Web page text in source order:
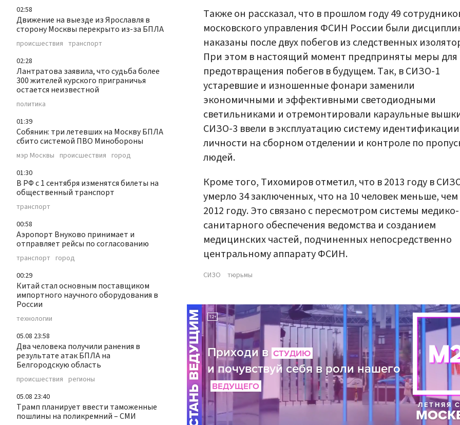
02:58
Движение на выезде из Ярославля в
сторону Москвы перекрыто из-за БПЛА
происшествия транспорт
02:28
Лантратова заявила, что судьба более
300 жителей курского приграничья
остается неизвестной
политика
01:39
Собянин: три летевших на Москву БПЛА
сбито системой ПВО Минобороны
мэр Москвы происшествия город
01:30
В РФ с 1 сентября изменятся билеты на
общественный транспорт
транспорт
00:58
Аэропорт Внуково принимает и
отправляет рейсы по согласованию
транспорт город
00:29
Китай стал основным поставщиком
импортного научного оборудования в
России
технологии
05.08 23:58
Два человека получили ранения в
результате атак БПЛА на
Белгородскую область
происшествия регионы
05.08 23:40
Трамп планирует ввести таможенные
пошлины на поликремний – СМИ
Также он рассказал, что в прошлом году 49
московского управления ФСИН России были
наказаны после двух побегов из следственных
При этом в настоящий момент предприняты меры для
предотвращения побегов в будущем. Так, в СИЗО-1
устаревшие и изношенные фонари заменили
экономичными и эффективными светодиодными
светильниками и отремонтировали караульные
СИЗО-3 ввели в эксплуатацию систему идентификации
личности на сборном отделении и контроле по
людей.
Кроме того, Тихомиров отметил, что в 2013 году в
умерло 34 заключенных, что на 10 человек меньше, чем
2012 году. Это связано с пересмотром системы медико-
санитарного обеспечения ведомства и созданием
медицинских частей, подчиненных непосредственно
центральному аппарату ФСИН.
СИЗО тюрьмы